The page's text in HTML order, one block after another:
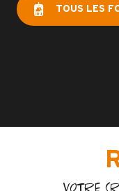
TOUS LES